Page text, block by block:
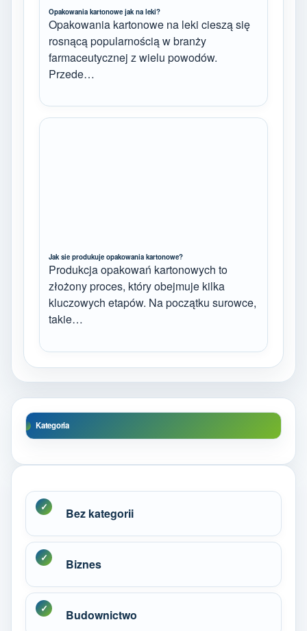
Opakowania kartonowe jak na leki?
Opakowania kartonowe na leki cieszą się
rosnącą popularnością w branży
farmaceutycznej z wielu powodów.
Przede…
Jak sie produkuje opakowania kartonowe?
Produkcja opakowań kartonowych to
złożony proces, który obejmuje kilka
kluczowych etapów. Na początku surowce,
takie…
Kategoria
Bez kategorii
Biznes
Budownictwo